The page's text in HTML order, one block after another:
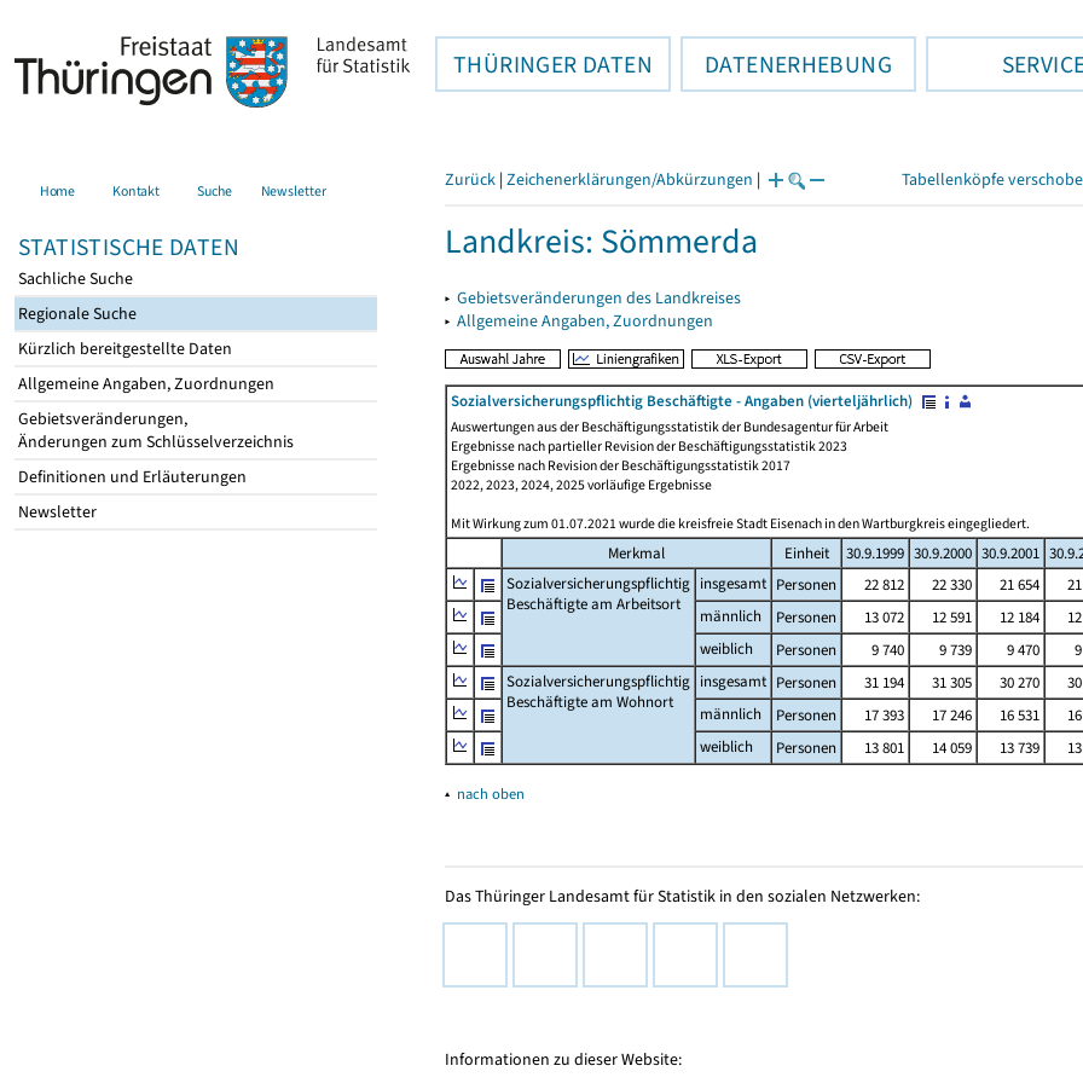
THÜRINGER DATEN DATENERHEBUNG
Home Kontakt Suche Newsletter
STATISTISCHE DATEN
Sachliche Suche
Regionale Suche
Kürzlich bereitgestellte Daten
Allgemeine Angaben, Zuordnungen
Gebietsveränderungen,
Änderungen zum Schlüsselverzeichnis
Definitionen und Erläuterungen
Newsletter
Zurück | Zeichenerklärungen/Abkürzungen | Tabellenköpfe
Landkreis: Sömmerda
▸ Gebietsveränderungen des Landkreises
▸ Allgemeine Angaben, Zuordnungen
Sozialversicherungspflichtig Beschäftigte - Angaben (vierteljährlich)
Auswertungen aus der Beschäftigungsstatistik der Bundesagentur für Arbeit
Ergebnisse nach partieller Revision der Beschäftigungsstatistik 2023
Ergebnisse nach Revision der Beschäftigungsstatistik 2017
2022, 2023, 2024, 2025 vorläufige Ergebnisse
Mit Wirkung zum 01.07.2021 wurde die kreisfreie Stadt Eisenach in den Wartburgkreis eingegliedert.
Merkmal Einheit 30.9.1999 30.9.2000 30.9.2001
Sozialversicherungspflichtig
Beschäftigte am Arbeitsort
insgesamt Personen 22 812 22 330 21 654
männlich
Personen 13 072 12 591 12 184
weiblich
Personen 9 740 9 739 9 470
Sozialversicherungspflichtig
Beschäftigte am Wohnort
insgesamt Personen 31 194 31 305 30 270
männlich
Personen 17 393 17 246 16 531
weiblich
Personen 13 801 14 059 13 739
▴ nach oben
Das Thüringer Landesamt für Statistik in den sozialen Netzwerken:
Informationen zu dieser Website: